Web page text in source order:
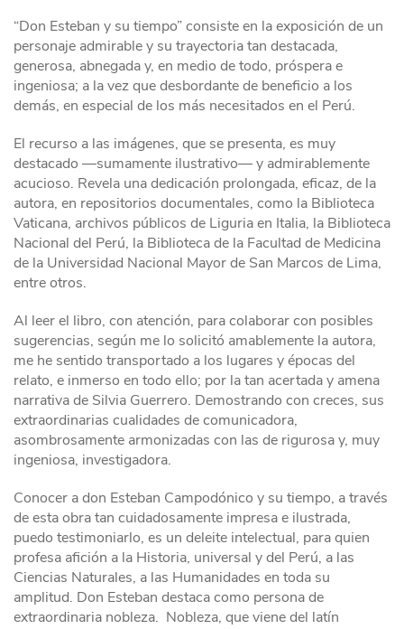
“Don Esteban y su tiempo” consiste en la exposición de un
personaje admirable y su trayectoria tan destacada,
generosa, abnegada y, en medio de todo, próspera e
ingeniosa; a la vez que desbordante de beneficio a los
demás, en especial de los más necesitados en el Perú.
El recurso a las imágenes, que se presenta, es muy
destacado —sumamente ilustrativo— y admirablemente
acucioso. Revela una dedicación prolongada, eficaz, de la
autora, en repositorios documentales, como la Biblioteca
Vaticana, archivos públicos de Liguria en Italia, la Biblioteca
Nacional del Perú, la Biblioteca de la Facultad de Medicina
de la Universidad Nacional Mayor de San Marcos de Lima,
entre otros.
Al leer el libro, con atención, para colaborar con posibles
sugerencias, según me lo solicitó amablemente la autora,
me he sentido transportado a los lugares y épocas del
relato, e inmerso en todo ello; por la tan acertada y amena
narrativa de Silvia Guerrero. Demostrando con creces, sus
extraordinarias cualidades de comunicadora,
asombrosamente armonizadas con las de rigurosa y, muy
ingeniosa, investigadora.
Conocer a don Esteban Campodónico y su tiempo, a través
de esta obra tan cuidadosamente impresa e ilustrada,
puedo testimoniarlo, es un deleite intelectual, para quien
profesa afición a la Historia, universal y del Perú, a las
Ciencias Naturales, a las Humanidades en toda su
amplitud. Don Esteban destaca como persona de
extraordinaria nobleza. Nobleza, que viene del latín